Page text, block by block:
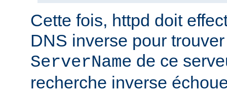
Cette fois, httpd doit
DNS inverse pour
ServerName de ce
recherche inverse